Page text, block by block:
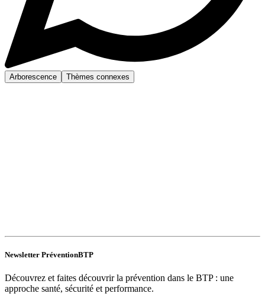
Arborescence Thèmes connexes
Newsletter PréventionBTP
Découvrez et faites découvrir la prévention dans le BTP : une
approche santé, sécurité et performance.